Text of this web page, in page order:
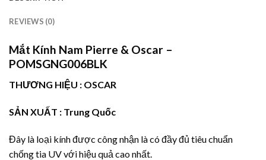
REVIEWS (0)
Mắt Kính Nam Pierre & Oscar –
POMSGNG006BLK
THƯƠNG HIỆU : OSCAR
SẢN XUẤT : Trung Quốc
Đây là loại kính được công nhận là có đầy đủ tiêu chuẩn
chống tia UV với hiệu quả cao nhất.